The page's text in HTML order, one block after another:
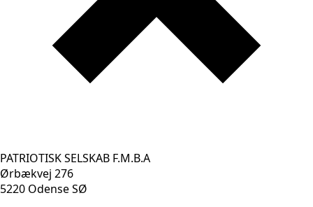
PATRIOTISK SELSKAB F.M.B.A
Ørbækvej 276
5220 Odense SØ